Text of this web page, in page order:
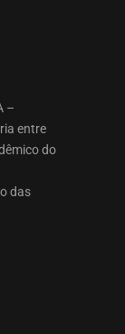
–
entre
do
das